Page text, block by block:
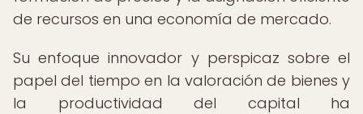
de recursos en una economía de mercado.
Su enfoque innovador y perspicaz sobre el
papel del tiempo en la valoración de bienes y
la productividad del capital ha